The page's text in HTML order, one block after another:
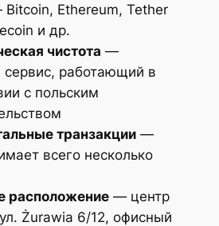
Ethereum, Tether
и др.
чистота —
сервис, работающий в
с польским
транзакции—
всего несколько
расположение— центр
Żurawia 6/12, офисный